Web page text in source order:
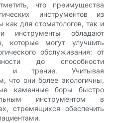
что преимущества
инструментов из
как для стоматологов, так и
обладают
которые могут улучшить
обслуживания: от
до способности
и трение. Учитывая
что они более экологичны,
каменные боры быстро
инструментом в
стремящихся обеспечить